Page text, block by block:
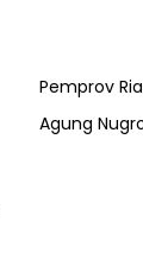
Pemprov
Agung